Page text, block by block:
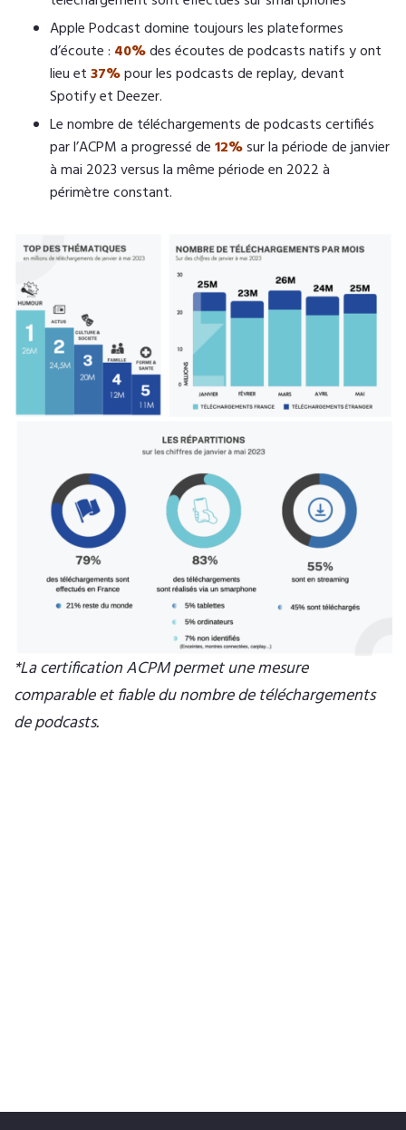
Apple Podcast domine toujours les plateformes
d’écoute : 40%des écoutes de podcasts natifs y ont
lieu et37%pour les podcasts de replay, devant
Spotify et Deezer.
Le nombre de téléchargements de podcasts certifiés
par l’ACPM a progressé de12%sur la période de janvier
à mai 2023 versus la même période en 2022 à
périmètre constant.
*La certification ACPM permet une mesure
comparable et fiable du nombre de téléchargements
de podcasts.